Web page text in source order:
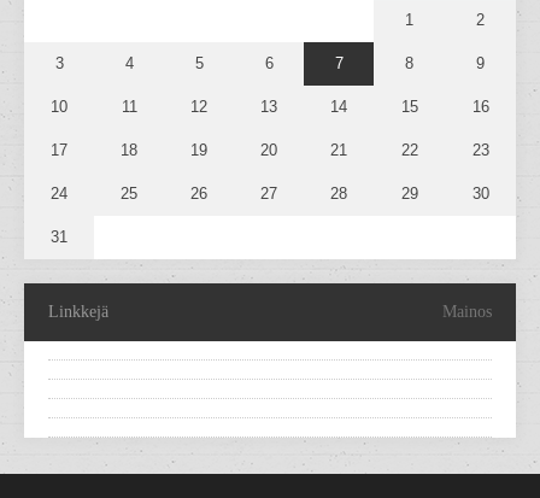
1 2
3 4 5 6 7 8 9
10 11 12 13 14 15 16
17 18 19 20 21 22 23
24 25 26 27 28 29 30
31
Linkkejä Mainos